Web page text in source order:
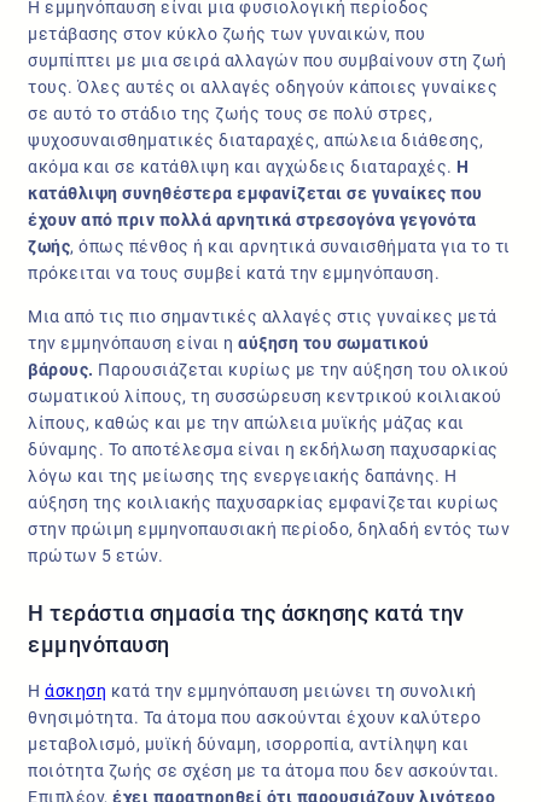
Η εμμηνόπαυση είναι μια φυσιολογική περίοδος
μετάβασης στον κύκλο ζωής των γυναικών, που
συμπίπτει με μια σειρά αλλαγών που συμβαίνουν στη ζωή
τους. Όλες αυτές οι αλλαγές οδηγούν κάποιες γυναίκες
σε αυτό το στάδιο της ζωής τους σε πολύ στρες,
ψυχοσυναισθηματικές διαταραχές, απώλεια διάθεσης,
ακόμα και σε κατάθλιψη και αγχώδεις διαταραχές. Η
κατάθλιψη συνηθέστερα εμφανίζεται σε γυναίκες που
έχουν από πριν πολλά αρνητικά στρεσογόνα γεγονότα
ζωής, όπως πένθος ή και αρνητικά συναισθήματα για το τι
πρόκειται να τους συμβεί κατά την εμμηνόπαυση.
Μια από τις πιο σημαντικές αλλαγές στις γυναίκες μετά
την εμμηνόπαυση είναι η αύξηση του σωματικού
βάρους. Παρουσιάζεται κυρίως με την αύξηση του ολικού
σωματικού λίπους, τη συσσώρευση κεντρικού κοιλιακού
λίπους, καθώς και με την απώλεια μυϊκής μάζας και
δύναμης. Το αποτέλεσμα είναι η εκδήλωση παχυσαρκίας
λόγω και της μείωσης της ενεργειακής δαπάνης. Η
αύξηση της κοιλιακής παχυσαρκίας εμφανίζεται κυρίως
στην πρώιμη εμμηνοπαυσιακή περίοδο, δηλαδή εντός των
πρώτων 5 ετών.
Η τεράστια σημασία της άσκησης κατά την
εμμηνόπαυση
Η άσκηση κατά την εμμηνόπαυση μειώνει τη συνολική
θνησιμότητα. Τα άτομα που ασκούνται έχουν καλύτερο
μεταβολισμό, μυϊκή δύναμη, ισορροπία, αντίληψη και
ποιότητα ζωής σε σχέση με τα άτομα που δεν ασκούνται.
Επιπλέον, έχει παρατηρηθεί ότι παρουσιάζουν λιγότερο